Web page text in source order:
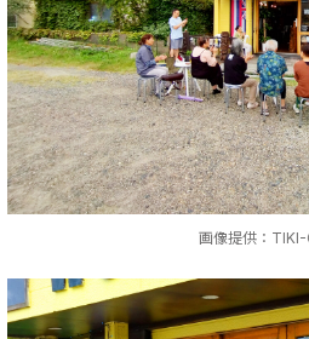
画像提供：TIKI-